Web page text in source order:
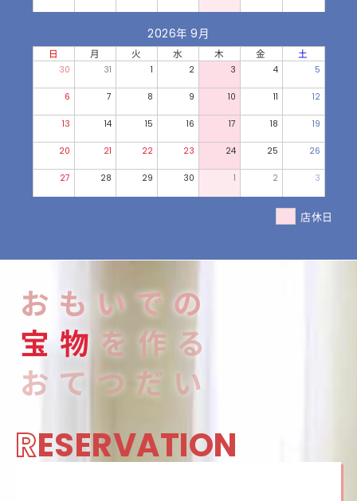
2026年 9月
日 月 火 水 木 金 土
30 31 1 2 3 4 5
6 7 8 9 10 11 12
13 14 15 16 17 18 19
20 21 22 23 24 25 26
27 28 29 30 1 2 3
店休日
RESERVATION
おもいでの
宝 物 を作る
おてつだい